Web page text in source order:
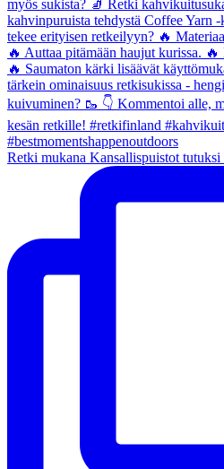
Retki mukana Kansallispuistot tutuksi